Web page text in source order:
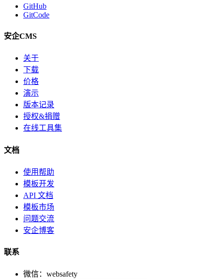
GitHub
GitCode
安企CMS
关于
下载
价格
演示
版本记录
授权&捐赠
在线工具集
文档
使用帮助
模板开发
API 文档
模板市场
问题交流
安企博客
联系
微信：websafety